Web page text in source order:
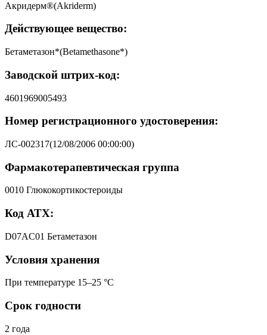
Акридерм®(Akriderm)
Действующее вещество:
Бетаметазон*(Betamethasone*)
Заводской штрих-код:
4601969005493
Номер регистрационного удостоверения:
ЛС-002317(12/08/2006 00:00:00)
Фармакотерапевтическая группа
0010 Глюкокортикостероиды
Код АТХ:
D07AC01 Бетаметазон
Условия хранения
При температуре 15–25 °C
Срок годности
2 года